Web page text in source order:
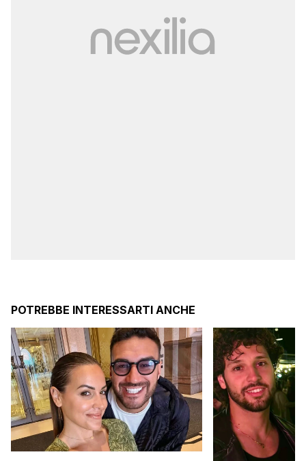
POTREBBE INTERESSARTI ANCHE